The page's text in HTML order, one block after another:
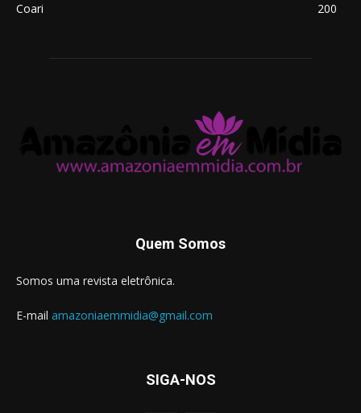
Coari
200
Quem Somos
Somos uma revista eletrônica.
E-mail amazoniaemmidia@gmail.com
SIGA-NOS